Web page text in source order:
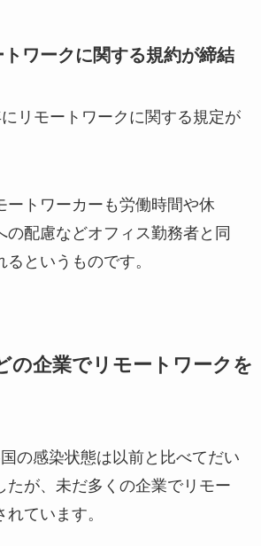
トワークに関する規約が締結
リモートワークに関する規定が
ートワーカーも労働時間や休
の配慮などオフィス勤務者と同
というものです。
の企業でリモートワークを
の感染状態は以前と比べてだい
たが、未だ多くの企業でリモー
れています。